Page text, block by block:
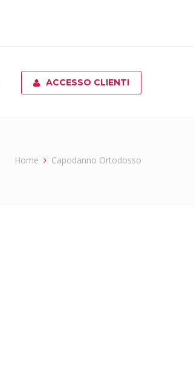
ACCESSO CLIENTI
Home Capodanno Ortodosso